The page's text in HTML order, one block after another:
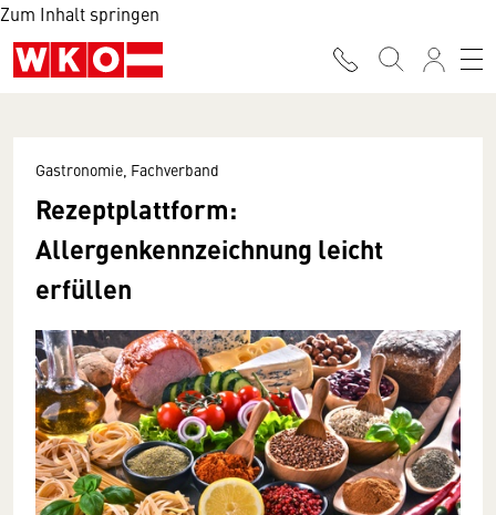
Zum Inhalt springen
Gastronomie, Fachverband
Rezeptplattform:
Allergenkennzeichnung leicht
erfüllen